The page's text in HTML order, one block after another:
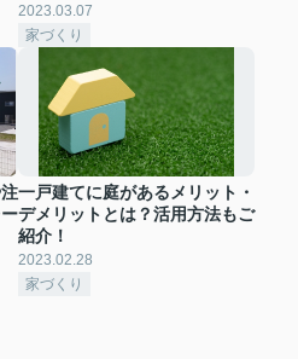
2023.03.07
家づくり
一戸建てに庭があるメリット・
デメリットとは？活用方法もご
紹介！
2023.02.28
家づくり